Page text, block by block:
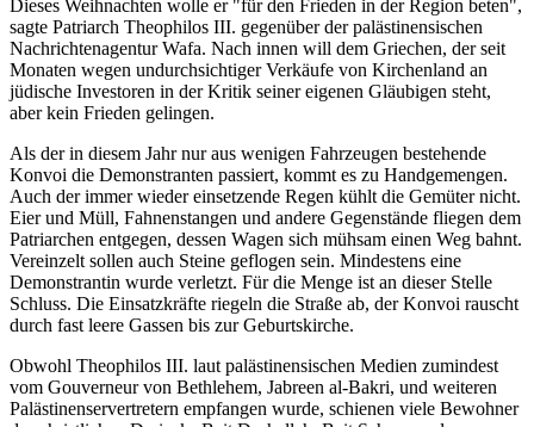
Dieses Weihnachten wolle er "für den Frieden in der Region beten",
sagte Patriarch Theophilos III. gegenüber der palästinensischen
Nachrichtenagentur Wafa. Nach innen will dem Griechen, der seit
Monaten wegen undurchsichtiger Verkäufe von Kirchenland an
jüdische Investoren in der Kritik seiner eigenen Gläubigen steht,
aber kein Frieden gelingen.
Als der in diesem Jahr nur aus wenigen Fahrzeugen bestehende
Konvoi die Demonstranten passiert, kommt es zu Handgemengen.
Auch der immer wieder einsetzende Regen kühlt die Gemüter nicht.
Eier und Müll, Fahnenstangen und andere Gegenstände fliegen dem
Patriarchen entgegen, dessen Wagen sich mühsam einen Weg bahnt.
Vereinzelt sollen auch Steine geflogen sein. Mindestens eine
Demonstrantin wurde verletzt. Für die Menge ist an dieser Stelle
Schluss. Die Einsatzkräfte riegeln die Straße ab, der Konvoi rauscht
durch fast leere Gassen bis zur Geburtskirche.
Obwohl Theophilos III. laut palästinensischen Medien zumindest
vom Gouverneur von Bethlehem, Jabreen al-Bakri, und weiteren
Palästinenservertretern empfangen wurde, schienen viele Bewohner